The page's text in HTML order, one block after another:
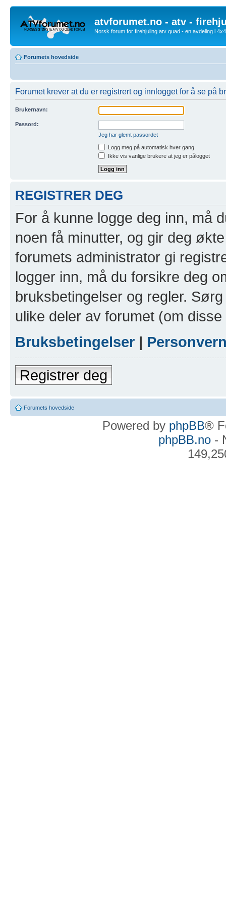
atvforumet.no - atv -
Norsk forum for firehjuling atv quad - en avdeling i
Forumets hovedside
Forumet krever at du er registrert og innlogget for å se på
Brukernavn:
Passord:
Jeg har glemt passordet
Logg meg på automatisk hver gang
Ikke vis vanlige brukere at jeg er pålogget
REGISTRER DEG
For å kunne logge deg inn, må
noen få minutter, og gir deg
forumets administrator gi
logger inn, må du forsikre deg
bruksbetingelser og regler.
ulike deler av forumet (om
Bruksbetingelser |
Registrer deg
Forumets hovedside
Powered by phpBB®
phpBB.no-